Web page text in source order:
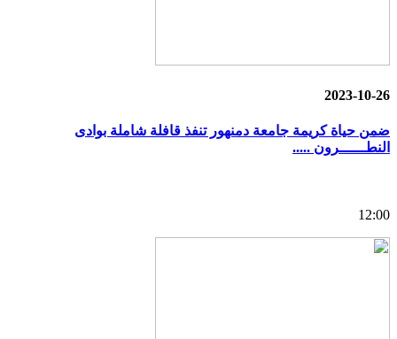
2023-10-26
ضمن حياة كريمة جامعة دمنهور تنفذ قافلة شاملة بوادى
النطــــــرون .....
12:00